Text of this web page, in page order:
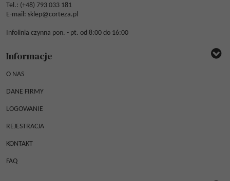
Tel.: (+48) 793 033 181
E-mail: sklep@corteza.pl
Infolinia czynna pon. - pt. od 8:00 do 16:00
Informacje
O NAS
DANE FIRMY
LOGOWANIE
REJESTRACJA
KONTAKT
FAQ